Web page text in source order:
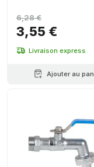
3,55 €
6,28 €
Livraison express
Ajouter au